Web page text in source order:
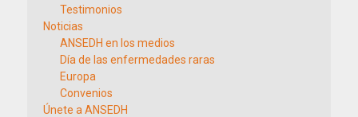
Testimonios
Noticias
ANSEDH en los medios
Día de las enfermedades raras
Europa
Convenios
Únete a ANSEDH